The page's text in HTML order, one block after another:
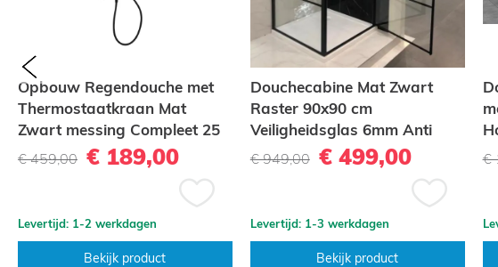
Opbouw Regendouche met
Thermostaatkraan Mat
Zwart messing Compleet 25
cm New York
€ 459,00 € 189,00
Levertijd: 1-2 werkdagen
Bekijk product
Douchecabine Mat Zwart
Raster 90x90 cm
Veiligheidsglas 6mm Anti
Kalk
€ 949,00 € 499,00
Levertijd: 1-3 werkdagen
Bekijk product
€